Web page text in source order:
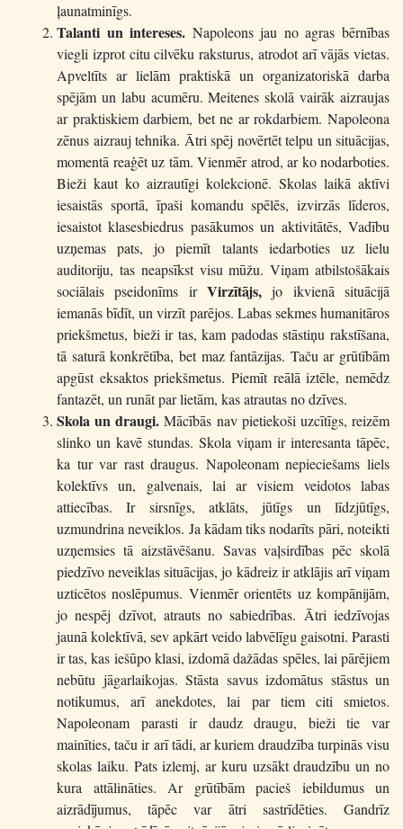
ļaunatminīgs.
Talanti un intereses. Napoleons jau no agras bērnības
viegli izprot citu cilvēku raksturus, atrodot arī vājās vietas.
Apveltīts ar lielām praktiskā un organizatoriskā darba
spējām un labu acumēru. Meitenes skolā vairāk aizraujas
ar praktiskiem darbiem, bet ne ar rokdarbiem. Napoleona
zēnus aizrauj tehnika. Ātri spēj novērtēt telpu un situācijas,
momentā reaģēt uz tām. Vienmēr atrod, ar ko nodarboties.
Bieži kaut ko aizrautīgi kolekcionē. Skolas laikā aktīvi
iesaistās sportā, īpaši komandu spēlēs, izvirzās līderos,
iesaistot klasesbiedrus pasākumos un aktivitātēs, Vadību
uzņemas pats, jo piemīt talants iedarboties uz lielu
auditoriju, tas neapsīkst visu mūžu. Viņam atbilstošākais
sociālais pseidonīms ir Virzītājs,jo ikvienā situācijā
iemanās bīdīt, un virzīt parējos. Labas sekmes humanitāros
priekšmetus, bieži ir tas, kam padodas stāstiņu rakstīšana,
tā saturā konkrētība, bet maz fantāzijas. Taču ar grūtībām
apgūst eksaktos priekšmetus. Piemīt reālā iztēle, nemēdz
fantazēt, un runāt par lietām, kas atrautas no dzīves.
Skola un draugi. Mācībās nav pietiekoši uzcītīgs, reizēm
slinko un kavē stundas. Skola viņam ir interesanta tāpēc,
ka tur var rast draugus. Napoleonam nepieciešams liels
kolektīvs un, galvenais, lai ar visiem veidotos labas
attiecības. Ir sirsnīgs, atklāts, jūtīgs un līdzjūtīgs,
uzmundrina neveiklos. Ja kādam tiks nodarīts pāri, noteikti
uzņemsies tā aizstāvēšanu. Savas vaļsirdības pēc skolā
piedzīvo neveiklas situācijas, jo kādreiz ir atklājis arī viņam
uzticētos noslēpumus. Vienmēr orientēts uz kompānijām,
jo nespēj dzīvot, atrauts no sabiedrības. Ātri iedzīvojas
jaunā kolektīvā, sev apkārt veido labvēlīgu gaisotni. Parasti
ir tas, kas iešūpo klasi, izdomā dažādas spēles, lai pārējiem
nebūtu jāgarlaikojas. Stāsta savus izdomātus stāstus un
notikumus, arī anekdotes, lai par tiem citi smietos.
Napoleonam parasti ir daudz draugu, bieži tie var
mainīties, taču ir arī tādi, ar kuriem draudzība turpinās visu
skolas laiku. Pats izlemj, ar kuru uzsākt draudzību un no
kura attālināties. Ar grūtībām pacieš iebildumus un
aizrādījumus, tāpēc var ātri sastrīdēties. Gandrīz